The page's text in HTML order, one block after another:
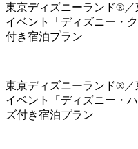
東京ディズニーランド®
イベント「ディズニー・
付き宿泊プラン
東京ディズニーランド®
イベント「ディズニー・
ズ付き宿泊プラン